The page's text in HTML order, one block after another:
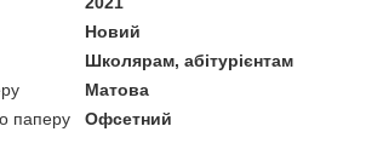
Новий
Школярам, абітурієнтам
Матова
паперу
Офсетний